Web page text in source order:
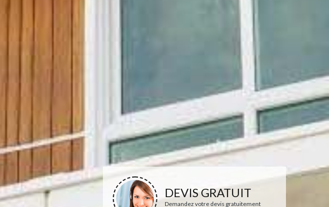
DEVIS GRATUIT
Demandez votre devis gratuitement